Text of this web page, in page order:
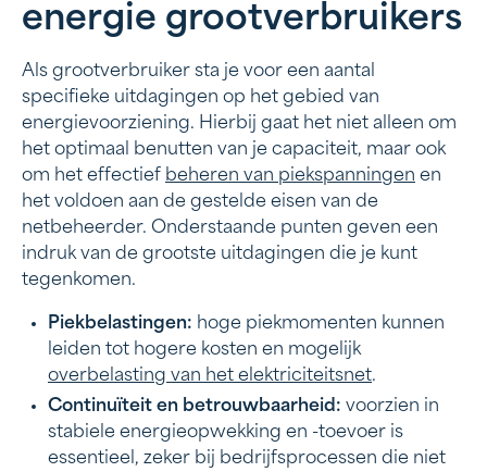
energie grootverbruikers
Als grootverbruiker sta je voor een aantal
specifieke uitdagingen op het gebied van
energievoorziening. Hierbij gaat het niet alleen om
het optimaal benutten van je capaciteit, maar ook
om het effectief beheren van piekspanningen en
het voldoen aan de gestelde eisen van de
netbeheerder. Onderstaande punten geven een
indruk van de grootste uitdagingen die je kunt
tegenkomen.
Piekbelastingen: hoge piekmomenten kunnen
leiden tot hogere kosten en mogelijk
overbelasting van het elektriciteitsnet.
Continuïteit en betrouwbaarheid: voorzien in
stabiele energieopwekking en -toevoer is
essentieel, zeker bij bedrijfsprocessen die niet